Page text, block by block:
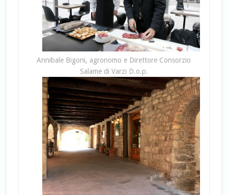
Annibale Bigoni, agronomo e Direttore Consorzio
Salame di Varzi D.o.p.